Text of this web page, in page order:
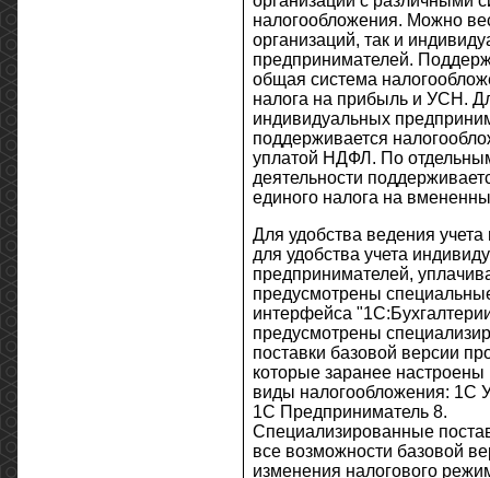
налогообложения. Можно
организаций, так и
предпринимателей.
общая система
налога на прибыль и УСН.
индивидуальных
поддерживается
уплатой НДФЛ. По
деятельности
единого налога на
Для удобства ведения
для удобства учета
предпринимателей,
предусмотрены
интерфейса
предусмотрены
поставки базовой версии
которые заранее настроены
виды налогообложения: 1С
1С Предприниматель 8.
Специализированные
все возможности базовой
изменения налогового